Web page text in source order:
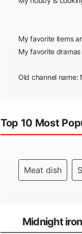
My favorite items
My favorite
Old channel name:
Top 10 Most
Meat dish
Midnight